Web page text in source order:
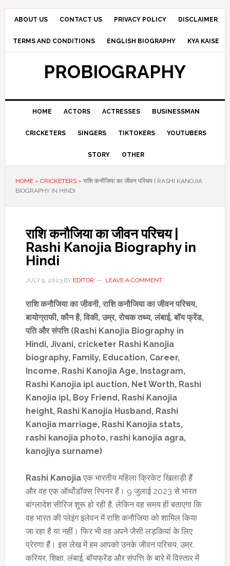
Skip
navigation
Skip
content
Skip
sidebar
ABOUT US CONTACT US PRIVACY POLICY DISCLAIMER
TERMS AND CONDITIONS ENGLISH BIOGRAPHY KYA KAISE
PROBIOGRAPHY
HOME ACTORS ACTRESSES BUSINESSMAN
CRICKETERS SINGERS TIKTOKERS YOUTUBERS
STORY OTHER
HOME» CRICKETERS» राशि कनौजिया का जीवन परिचय | RASHI KANOJIA
BIOGRAPHY IN HINDI
राशि कनौजिया का जीवन परिचय |
Rashi Kanojia Biography in
Hindi
JULY 9, 2023BY EDITOR LEAVE A COMMENT
राशि कनौजिया का जीवनी,राशि कनौजिया का जीवन परिचय,
बायोग्राफी,कौन है,विकी,उम्र,रोचक तथ्य, लंबाई,बॉय फ्रेंड,
पति और संपत्ति (Rashi Kanojia Biography in
Hindi, Jivani, cricketer Rashi Kanojia
biography, Family, Education, Career,
Income, Rashi Kanojia Age, Instagram,
Rashi Kanojia ipl auction, Net Worth, Rashi
Kanojia ipl, Boy Friend, Rashi Kanojia
height, Rashi Kanojia Husband, Rashi
Kanojia marriage, Rashi Kanojia stats,
rashi kanojia photo, rashi kanojia agra,
kanojiya surname)
Rashi Kanojiaएक भारतीय महिला क्रिकेट खिलाड़ी हैं
और वह एक ऑर्थोडॉक्स स्पिनर हैं। 9 जुलाई 2023 से भारत
बांग्लादेश सीरिज शुरू हो रही है, लेकिन वह समय ही बताएगा कि
वह भारत की प्लेइंग इलेवन में राशि कनौजिया को शामिल किया
जा रहा है या नहीं। फिर भी वह अपने जैसी लड़कियां के लिए
प्रेरणा हैं। इस लेख में हम आपको उनके जीवन परिचय, उम्र,
करियर, शिक्षा, लंबाई, बॉयफ्रेंड और संपत्ति के बारे में विस्तार में